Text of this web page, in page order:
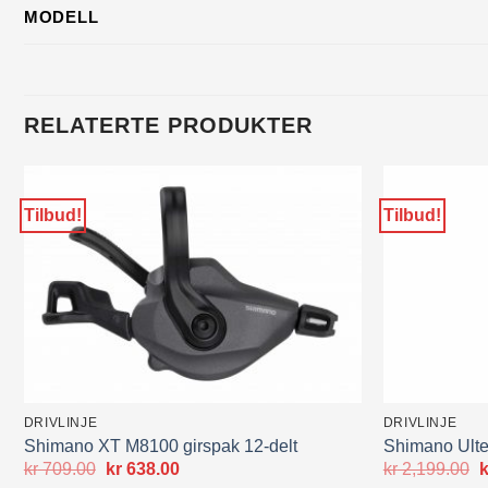
MODELL
RELATERTE PRODUKTER
Tilbud!
DRIVLINJE
Shimano XT M8100 girspak 12-delt
kr709.00
Opprinnelig
kr638.00Nåværende
Tilbud!
DRIVLINJE
Shimano
kr2,199.00